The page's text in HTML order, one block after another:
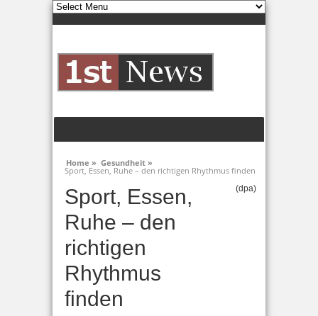
Home » Gesundheit »
Sport, Essen, Ruhe – den richtigen Rhythmus finden
Sport, Essen,
Ruhe – den
richtigen
Rhythmus
finden
(dpa)